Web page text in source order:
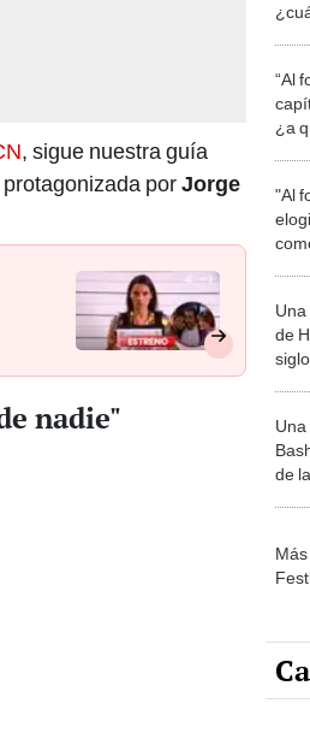
, sigue nuestra guía
porJorge
nadie"
“Al
¿a
"Al
de
Una
de